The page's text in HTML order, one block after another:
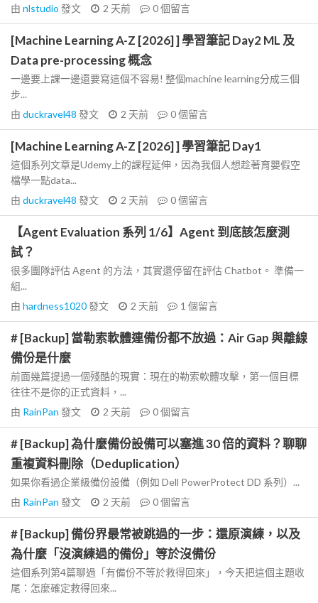
由 nlstudio 發文 2 天前 0個留言
[Machine Learning A-Z [2026] ] 學習筆記 Day2 ML 及
Data pre-processing 概念
一邊要上課一邊還要寫這個不容易! 整個machine learning分成三個
步...
由 duckravel48 發文 2 天前 0個留言
[Machine Learning A-Z [2026] ] 學習筆記 Day1
這個系列文章是Udemy上的課程延伸，因為我個人想趁著育嬰假空
檔學一點data...
由 duckravel48 發文 2 天前 0個留言
【Agent Evaluation 系列 1/6】Agent 到底該怎麼測
試？
很多團隊評估 Agent 的方法，其實還停留在評估 Chatbot。 準備一
組...
由 hardness1020發文 2 天前 1 個留言
# [Backup] 當勒索軟體連備份都不放過：Air Gap 與離線
備份是什麼
前面幾篇提過一個殘酷的現實：現在的勒索軟體攻擊，第一個目標
往往不是你的正式資料，...
由 RainPan 發文 2 天前 0個留言
# [Backup] 為什麼備份設備可以塞進 30 倍的資料？聊聊
重複資料刪除（Deduplication）
如果你看過企業級備份設備（例如 Dell PowerProtect DD 系列）...
由 RainPan 發文 2 天前 0個留言
# [Backup] 備份界最常被跳過的一步：還原演練，以及
為什麼「沒演練過的備份」等於沒備份
這個系列第4篇聊過「有備份不等於救得回來」，今天把這個主題收
尾：怎麼確定救得回來...